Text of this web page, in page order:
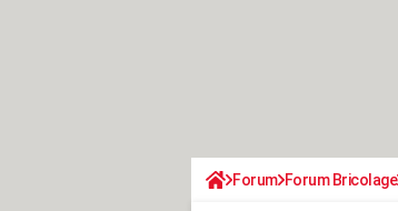
Forum Forum Bricolage